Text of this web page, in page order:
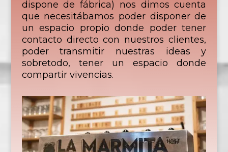
dispone de fábrica) nos dimos cuenta
que necesitábamos poder disponer de
un espacio propio donde poder tener
contacto directo con nuestros clientes,
poder transmitir nuestras ideas y
sobretodo, tener un espacio donde
compartir vivencias.